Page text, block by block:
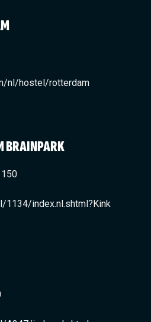
nl/hostel/rotterdam
BRAINPARK
150
1134/index.nl.shtml?Kink